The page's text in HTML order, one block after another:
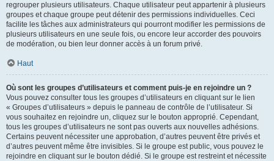
regrouper plusieurs utilisateurs. Chaque utilisateur peut appartenir à plusieurs
groupes et chaque groupe peut détenir des permissions individuelles. Ceci
facilite les tâches aux administrateurs qui pourront modifier les permissions de
plusieurs utilisateurs en une seule fois, ou encore leur accorder des pouvoirs
de modération, ou bien leur donner accès à un forum privé.
Haut
Où sont les groupes d’utilisateurs et comment puis-je en rejoindre un ?
Vous pouvez consulter tous les groupes d’utilisateurs en cliquant sur le lien
« Groupes d’utilisateurs » depuis le panneau de contrôle de l’utilisateur. Si
vous souhaitez en rejoindre un, cliquez sur le bouton approprié. Cependant,
tous les groupes d’utilisateurs ne sont pas ouverts aux nouvelles adhésions.
Certains peuvent nécessiter une approbation, d’autres peuvent être privés et
d’autres peuvent même être invisibles. Si le groupe est public, vous pouvez le
rejoindre en cliquant sur le bouton dédié. Si le groupe est restreint et nécessite